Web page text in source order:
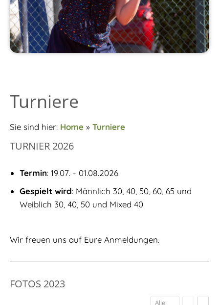
Turniere
Sie sind hier: Home » Turniere
TURNIER 2026
Termin: 19.07. - 01.08.2026
Gespielt wird: Männlich 30, 40, 50, 60, 65 und
Weiblich 30, 40, 50 und Mixed 40
Wir freuen uns auf Eure Anmeldungen.
FOTOS 2023
Alle